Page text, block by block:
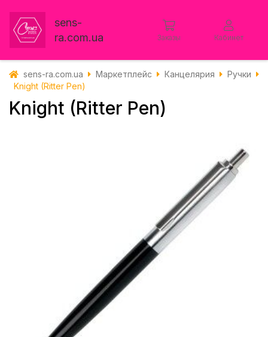
sens-
ra.com.ua
Заказы Кабинет
sens-ra.com.ua Маркетплейс Канцелярия
Ручки
Knight (Ritter Pen)
Knight (Ritter Pen)